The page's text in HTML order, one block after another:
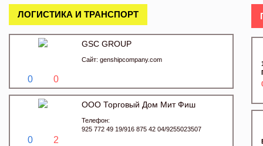
ЛОГИСТИКА И ТРАНСПОРТ
0 0
GSC GROUP
Сайт: genshipcompany.com
0 2
ООО Торговый Дом Мит Фиш
Телефон:
925 772 49 19/916 875 42 04/9255023507